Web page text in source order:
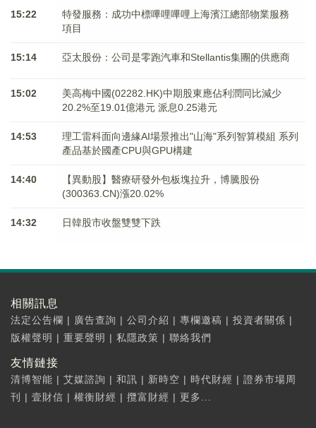
15:22
特發服務：成功中標嗶哩嗶哩上海濱江總部物業服務
項目
15:14 亞太股份：公司是零跑汽車和Stellantis集團的供應商
15:02
美高梅中國(02282.HK)中期股東應佔利潤同比減少
20.2%至19.01億港元 派息0.25港元
14:53
理工雷科面向邊緣AI場景推出"山海"系列智算模組 系列
產品基於國產CPU與GPU構建
14:40
【異動股】醫療研發外包板塊拉升，博騰股份
(300363.CN)漲20.02%
14:32 日韓股市收盤雙雙下跌
相關訊息
法定公告欄 | 廣告查詢 | 公司介紹 | 專欄邀稿 | 投資者關係 |
版權聲明 | 重要聲明 | 私隱政策 | 聯絡我們
友情鏈接
清博智能 | 艾媒諮詢 | 和訊 | 新時空 | 時代財經 | 證券市場周
刊
| 壹財信 | 權衡財經 | 攬富財經 | 更多...